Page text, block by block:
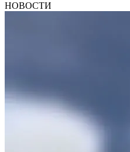
НОВОСТИ